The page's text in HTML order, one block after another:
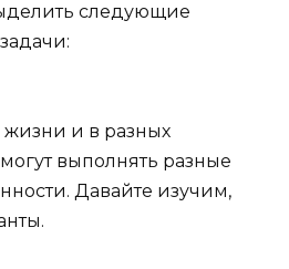
следующие
и в разных
выполнять разные
Давайте изучим,